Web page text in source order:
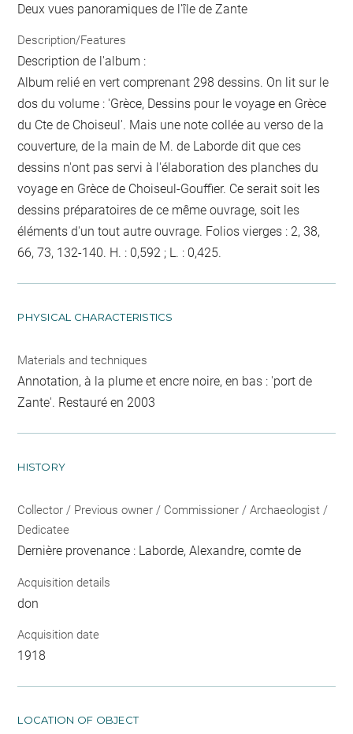
Deux vues panoramiques de l'île de Zante
Description/Features
Description de l'album :
Album relié en vert comprenant 298 dessins. On lit sur le
dos du volume : 'Grèce, Dessins pour le voyage en Grèce
du Cte de Choiseul'. Mais une note collée au verso de la
couverture, de la main de M. de Laborde dit que ces
dessins n'ont pas servi à l'élaboration des planches du
voyage en Grèce de Choiseul-Gouffier. Ce serait soit les
dessins préparatoires de ce même ouvrage, soit les
éléments d'un tout autre ouvrage. Folios vierges : 2, 38,
66, 73, 132-140. H. : 0,592 ; L. : 0,425.
PHYSICAL CHARACTERISTICS
Materials and techniques
Annotation, à la plume et encre noire, en bas : 'port de
Zante'. Restauré en 2003
HISTORY
Collector / Previous owner / Commissioner / Archaeologist /
Dedicatee
Dernière provenance : Laborde, Alexandre, comte de
Acquisition details
don
Acquisition date
1918
LOCATION OF OBJECT